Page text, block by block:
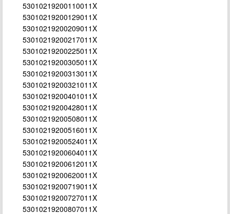
53010219200110011X
53010219200129011X
53010219200209011X
53010219200217011X
53010219200225011X
53010219200305011X
53010219200313011X
53010219200321011X
53010219200401011X
53010219200428011X
53010219200508011X
53010219200516011X
53010219200524011X
53010219200604011X
53010219200612011X
53010219200620011X
53010219200719011X
53010219200727011X
53010219200807011X